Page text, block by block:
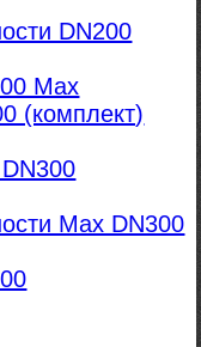
DN200
Max
(комплект)
Max DN300